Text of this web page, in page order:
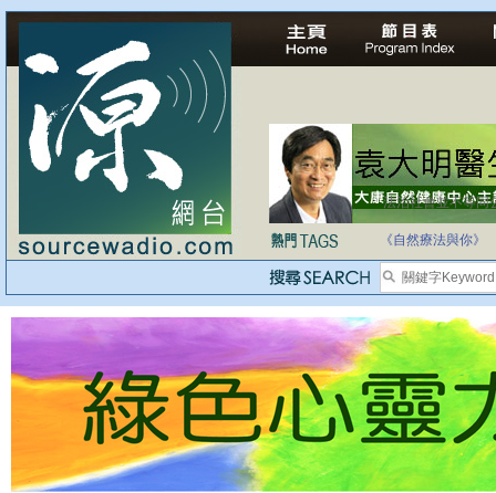
法治社會並不等同
自家教育合法化-
《自然療法與你》